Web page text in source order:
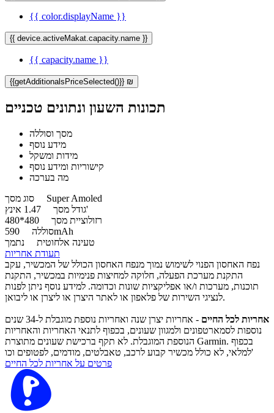
{{ color.displayName }}
{{ device.activeMakat.capacity.name }}
{{ capacity.name }}
{{getAdditionalsPriceSelected()}} ₪
תכונות השעון ונתונים טכניים
מסך וסוללה
מידע נוסף
מידות ומשקל
קישוריות ומידע נוסף
מה בערכה
סוג מסך Super Amoled
גודל מסך1.47 אינץ'
רזולוציית מסך
סוללה590mAh
טעינה אלחוטית נתמך
תעודת אחריות
נפח האחסון הפנוי לשימוש נמוך מנפח האחסון הכולל של המכשיר, עקב
התקנת מערכת הפעלה, חלוקה למחיצות פנימיות במכשיר, התקנת
תוכנות, מערכות ו/או אפליקציות שונות וכדומה. למידע נוסף ניתן לפנות
לנציגי השירות של פלאפון או לאתר היצרן או ליצרן או ליבואן.
אחריות לכל החיים
- אחריות יצרן שנה ואחריות נוספת מוגבלת ל-34 שנים
נוספות לסמארטפונים ולמגוון שעונים, בכפוף לתנאי האחריות והאחריות
הנוספת המוגבלת. לא תקף ברכישת שעונים מתוצרת Garmin. בכפוף
למלאי, לא כולל מכשיר קבוע לרכב, טאבלטים, מודמים, לפטופים וכו'
פרטים על אחריות לכל החיים